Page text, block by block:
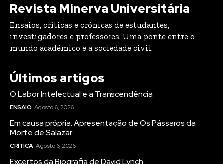
Revista Minerva Universitária
Ensaios, críticas e crónicas de estudantes,
investigadores e professores. Uma ponte entre o
mundo académico e a sociedade civil.
Últimos artigos
O Labor Intelectual e a Transcendência
ENSAIO Agosto 6, 2026
Em causa própria: Apresentação de Os Pássaros da
Morte de Salazar
CRÍTICA Agosto 6, 2026
Excertos da Biografia de David Lynch